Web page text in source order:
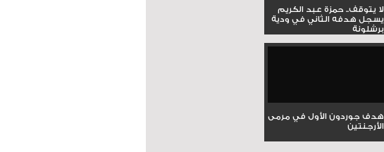
لا يتوقف.. حمزة عبد الكريم
يسجل هدفه الثاني في ودية
برشلونة
هدف جوردون الأول في مرمى
الأرجنتين